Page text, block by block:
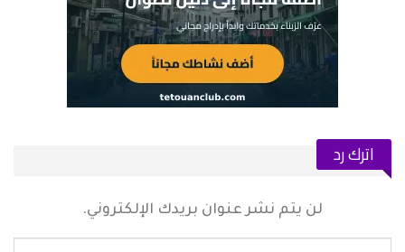
اترك رد
لن يتم نشر عنوان بريدك الإلكتروني.